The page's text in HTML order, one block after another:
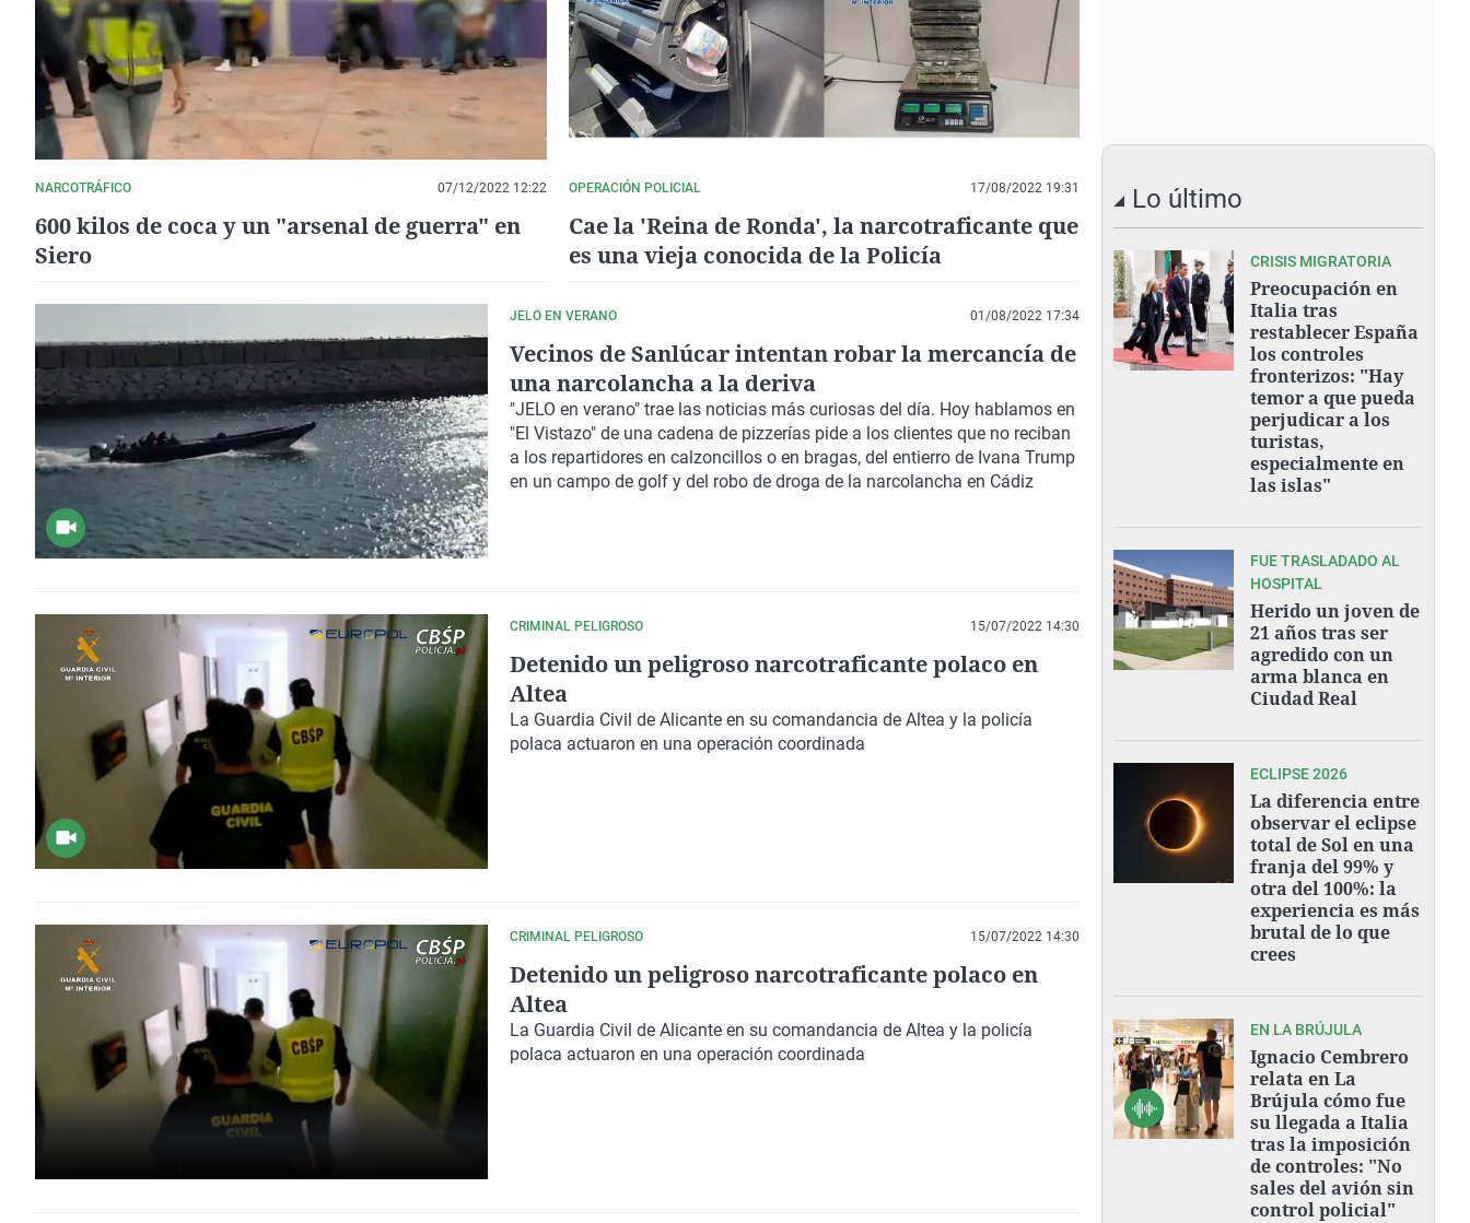
NARCOTRÁFICO 07/12/2022 12:22
600 kilos de coca y un "arsenal de guerra" en
Siero
OPERACIÓN POLICIAL 17/08/2022 19:31
Cae la 'Reina de Ronda', la narcotraficante que
es una vieja conocida de la Policía
JELO EN VERANO 01/08/2022 17:34
Vecinos de Sanlúcar intentan robar la mercancía de
una narcolancha a la deriva
"JELO en verano" trae las noticias más curiosas del día. Hoy hablamos en
"El Vistazo" de una cadena de pizzerías pide a los clientes que no reciban
a los repartidores en calzoncillos o en bragas, del entierro de Ivana Trump
en un campo de golf y del robo de droga de la narcolancha en Cádiz
CRIMINAL PELIGROSO 15/07/2022 14:30
Detenido un peligroso narcotraficante polaco en
Altea
La Guardia Civil de Alicante en su comandancia de Altea y la policía
polaca actuaron en una operación coordinada
CRIMINAL PELIGROSO 15/07/2022 14:30
Detenido un peligroso narcotraficante polaco en
Altea
La Guardia Civil de Alicante en su comandancia de Altea y la policía
polaca actuaron en una operación coordinada
Lo último
CRISIS MIGRATORIA
Preocupación en
Italia tras
restablecer España
los controles
fronterizos: "Hay
temor a que pueda
perjudicar a los
turistas,
especialmente en
las islas"
FUE TRASLADADO AL
HOSPITAL
Herido un joven de
21 años tras ser
agredido con un
arma blanca en
Ciudad Real
ECLIPSE 2026
La diferencia entre
observar el eclipse
total de Sol en una
franja del 99% y
otra del 100%: la
experiencia es más
brutal de lo que
crees
EN LA BRÚJULA
Ignacio Cembrero
relata en La
Brújula cómo fue
su llegada a Italia
tras la imposición
de controles: "No
sales del avión sin
control policial"